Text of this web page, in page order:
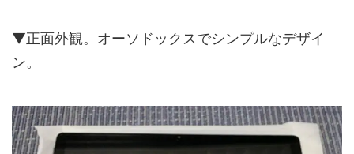
▼正面外観。オーソドックスでシンプルなデザイ
ン。